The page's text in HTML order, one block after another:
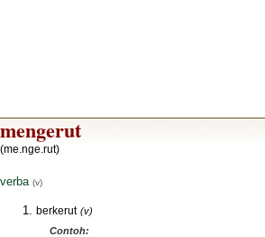
mengerut
(me.nge.rut)
verba (v)
berkerut (v)
Contoh: